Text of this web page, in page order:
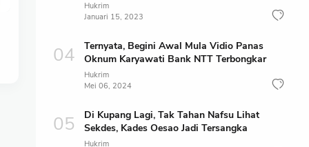
Hukrim
Januari 15, 2023
Ternyata, Begini Awal Mula Vidio Panas
Oknum Karyawati Bank NTT Terbongkar
Hukrim
Mei 06, 2024
Di Kupang Lagi, Tak Tahan Nafsu Lihat
Sekdes, Kades Oesao Jadi Tersangka
Hukrim